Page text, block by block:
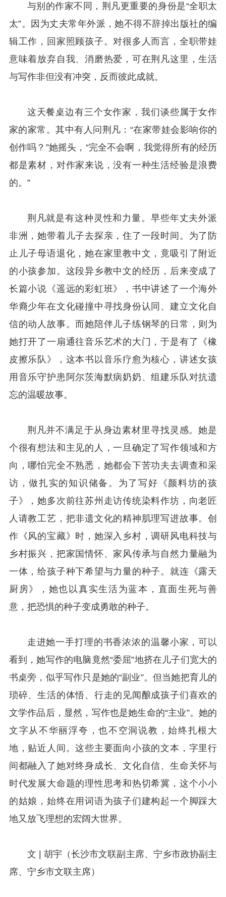
与别的作家不同，荆凡更重要的身份是“全职太
太”。因为丈夫常年外派，她不得不辞掉出版社的编
辑工作，回家照顾孩子。对很多人而言，全职带娃
意味着放弃自我、消磨热爱，可在荆凡这里，生活
与写作非但没有冲突，反而彼此成就。
这天餐桌边有三个女作家，我们谈些属于女作
家的家常。其中有人问荆凡：“在家带娃会影响你的
创作吗？”她摇头，“完全不会啊，我觉得所有的经历
都是素材，对作家来说，没有一种生活经验是浪费
的。”
荆凡就是有这种灵性和力量。早些年丈夫外派
非洲，她带着儿子去探亲，住了一段时间。为了防
止儿子母语退化，她在家里教中文，竟吸引了附近
的小孩参加。这段异乡教中文的经历，后来变成了
长篇小说《遥远的彩虹班》，书中讲述了一个海外
华裔少年在文化碰撞中寻找身份认同、建立文化自
信的动人故事。而她陪伴儿子练钢琴的日常，则为
她打开了一扇通往音乐艺术的大门，于是有了《橡
皮擦乐队》，这本书以音乐疗愈为核心，讲述女孩
用音乐守护患阿尔茨海默病奶奶、组建乐队对抗遗
忘的温暖故事。
荆凡并不满足于从身边素材里寻找灵感。她是
个很有想法和主见的人，一旦确定了写作领域和方
向，哪怕完全不熟悉，她都会下苦功夫去调查和采
访，做扎实的知识储备。为了写好《颜料坊的孩
子》，她多次前往苏州走访传统染料作坊，向老匠
人请教工艺，把非遗文化的精神肌理写进故事。创
作《风的宝藏》时，她深入乡村，调研风电科技与
乡村振兴，把家国情怀、家风传承与自然力量融为
一体，给孩子种下希望与力量的种子。就连《露天
厨房》，她也以真实生活为蓝本，直面生死与善
意，把恐惧的种子变成勇敢的种子。
走进她一手打理的书香浓浓的温馨小家，可以
看到，她写作的电脑竟然“委屈”地挤在儿子们宽大的
书桌旁，似乎写作只是她的“副业”。但当她把育儿的
琐碎、生活的体悟、行走的见闻酿成孩子们喜欢的
文学作品后，显然，写作也是她生命的“主业”。她的
文字从不华丽浮夸，也不空洞说教，始终扎根大
地，贴近人间。这些主要面向小孩的文本，字里行
间都融入了她对终身成长、文化自信、生命关怀与
时代发展大命题的理性思考和热切希冀，这个小小
的姑娘，始终在用词语为孩子们建构起一个脚踩大
地又放飞理想的宏阔大世界。
文 | 胡宇（长沙市文联副主席、宁乡市政协副主
席、宁乡市文联主席）